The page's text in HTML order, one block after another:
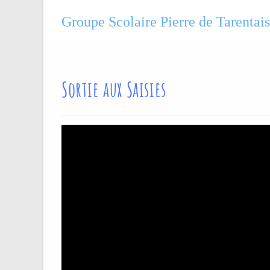
Groupe Scolaire Pierre de
Sortie aux Saisies